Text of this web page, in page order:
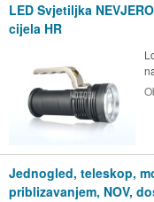
LED Svjetiljka
cijela HR
Jednogled, teleskop,
priblizavanjem, NOV,